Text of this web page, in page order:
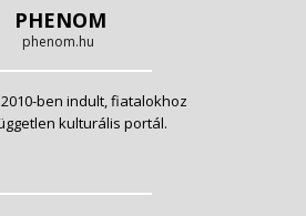
PHENOM
phenom.hu
ben indult, fiatalokhoz
kulturális portál.